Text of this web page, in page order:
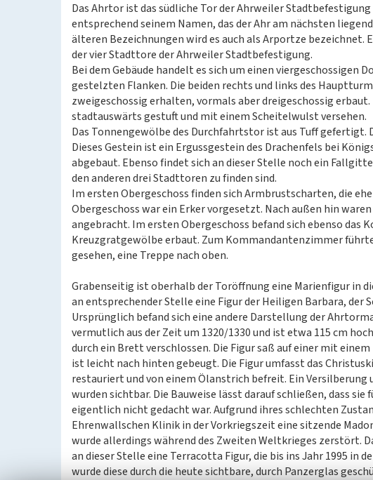
Das Ahrtor ist das südliche Tor der Ahrweiler Stadtbefestigung
entsprechend seinem Namen, das der Ahr am nächsten
älteren Bezeichnungen wird es auch als Arportze bezeichnet.
der vier Stadttore der Ahrweiler Stadtbefestigung.
Bei dem Gebäude handelt es sich um einen viergeschossigen
gestelzten Flanken. Die beiden rechts und links des
zweigeschossig erhalten, vormals aber dreigeschossig
stadtauswärts gestuft und mit einem Scheitelwulst versehen.
Das Tonnengewölbe des Durchfahrtstor ist aus Tuff gefertigt.
Dieses Gestein ist ein Ergussgestein des Drachenfels bei
abgebaut. Ebenso findet sich an dieser Stelle noch ein
den anderen drei Stadttoren zu finden sind.
Im ersten Obergeschoss finden sich Armbrustscharten, die
Obergeschoss war ein Erker vorgesetzt. Nach außen hin
angebracht. Im ersten Obergeschoss befand sich ebenso das
Kreuzgratgewölbe erbaut. Zum Kommandantenzimmer
gesehen, eine Treppe nach oben.
Grabenseitig ist oberhalb der Toröffnung eine Marienfigur in
an entsprechender Stelle eine Figur der Heiligen Barbara, der
Ursprünglich befand sich eine andere Darstellung der
vermutlich aus der Zeit um 1320/1330 und ist etwa 115 cm
durch ein Brett verschlossen. Die Figur saß auf einer mit
ist leicht nach hinten gebeugt. Die Figur umfasst das
restauriert und von einem Ölanstrich befreit. Ein Versilberung
wurden sichtbar. Die Bauweise lässt darauf schließen, dass sie
eigentlich nicht gedacht war. Aufgrund ihres schlechten
Ehrenwallschen Klinik in der Vorkriegszeit eine sitzende
wurde allerdings während des Zweiten Weltkrieges zerstört.
an dieser Stelle eine Terracotta Figur, die bis ins Jahr 1995 in
wurde diese durch die heute sichtbare, durch Panzerglas